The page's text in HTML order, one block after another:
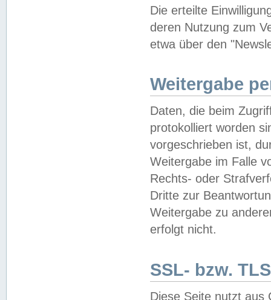
Die erteilte
deren Nutzung zum
etwa über den
Weitergabe
Daten, die beim
protokolliert worden
vorgeschrieben ist,
Weitergabe im Falle
Rechts- oder
Dritte zur
Weitergabe zu
erfolgt nicht.
SSL- bzw.
Diese Seite nutzt aus